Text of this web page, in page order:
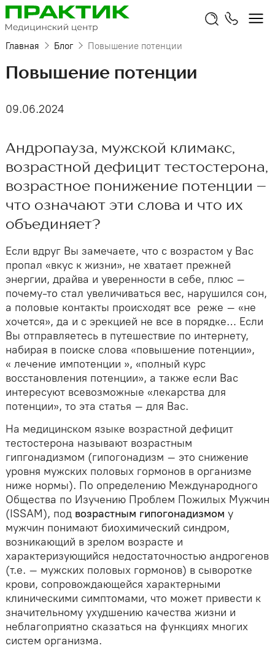
Главная Блог Повышение потенции
Повышение потенции
09.06.2024
Андропауза, мужской климакс,
возрастной дефицит тестостерона,
возрастное понижение потенции –
что означают эти слова и что их
объединяет?
Если вдруг Вы замечаете, что с возрастом у Вас
пропал «вкус к жизни», не хватает прежней
энергии, драйва и уверенности в себе, плюс –
почему-то стал увеличиваться вес, нарушился сон,
а половые контакты происходят все реже – «не
хочется», да и с эрекцией не все в порядке… Если
Вы отправляетесь в путешествие по интернету,
набирая в поиске слова «повышение потенции»,
« лечение импотенции », «полный курс
восстановления потенции», а также если Вас
интересуют всевозможные «лекарства для
потенции», то эта статья – для Вас.
На медицинском языке возрастной дефицит
тестостерона называют возрастным
гипгонадизмом (гипогонадизм – это снижение
уровня мужских половых гормонов в организме
ниже нормы). По определению Международного
Общества по Изучению Проблем Пожилых Мужчин
(ISSAM), под возрастным гипогонадизмом у
мужчин понимают биохимический синдром,
возникающий в зрелом возрасте и
характеризующийся недостаточностью андрогенов
(т.е. – мужских половых гормонов) в сыворотке
крови, сопровождающейся характерными
клиническими симптомами, что может привести к
значительному ухудшению качества жизни и
неблагоприятно сказаться на функциях многих
систем организма.